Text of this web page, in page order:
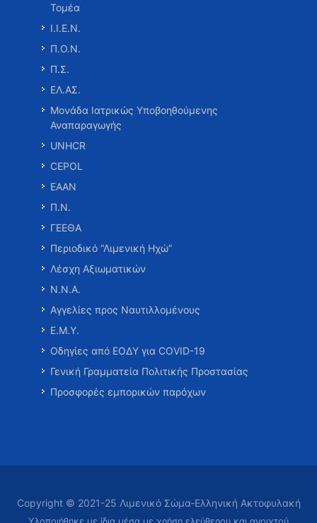
Τομέα
Ι.Ι.Ε.Ν.
Π.Ο.Ν.
Π.Σ.
ΕΛ.ΑΣ.
Μονάδα Ιατρικώς Υποβοηθούμενης
Αναπαραγωγής
UNHCR
CEPOL
ΕΑΑΝ
Π.Ν.
ΓΕΕΘΑ
Περιοδικό “Λιμενική Ηχώ”
Λέσχη Αξιωματικών
Ν.Ν.Α.
Αγγελίες προς Ναυτιλλομένους
Ε.Μ.Υ.
Οδηγίες από ΕΟΔΥ για COVID-19
Γενική Γραμματεία Πολιτικής Προστασίας
Προσφορές εμπορικών παρόχων
Copyright © 2021-25 Λιμενικό Σώμα-Ελληνική Ακτοφυλακή